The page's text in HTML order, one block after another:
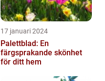
17 januari 2024
Palettblad: En
färgsprakande skönhet
för ditt hem